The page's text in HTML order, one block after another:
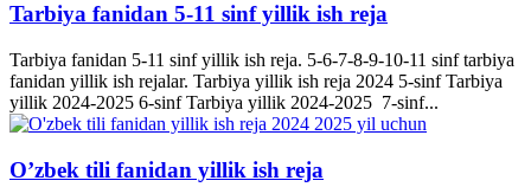
Tarbiya fanidan 5-11 sinf yillik ish reja
Tarbiya fanidan 5-11 sinf yillik ish reja. 5-6-7-8-9-10-11 sinf tarbiya
fanidan yillik ish rejalar. Tarbiya yillik ish reja 2024 5-sinf Tarbiya
yillik 2024-2025 6-sinf Tarbiya yillik 2024-2025 7-sinf...
O’zbek tili fanidan yillik ish reja